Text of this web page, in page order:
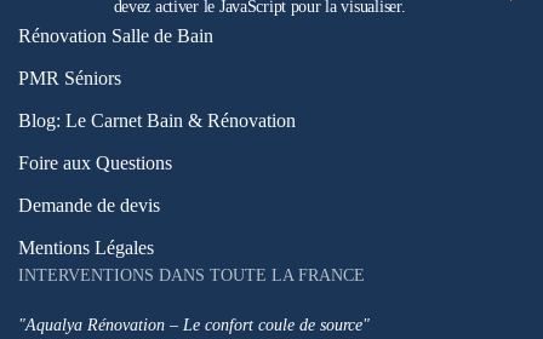
devez activer le JavaScript pour la visualiser.
Rénovation Salle de Bain
PMR Séniors
Blog: Le Carnet Bain & Rénovation
Foire aux Questions
Demande de devis
Mentions Légales
INTERVENTIONS DANS TOUTE LA FRANCE
"Aqualya Rénovation – Le confort coule de source"